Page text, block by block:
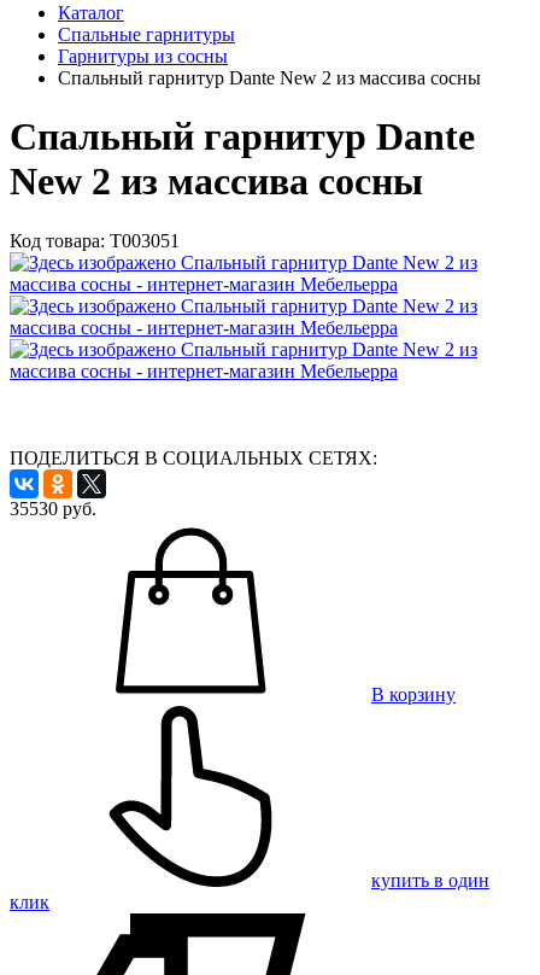
Каталог
Спальные гарнитуры
Гарнитуры из сосны
Спальный гарнитур Dante New 2 из массива сосны
Спальный гарнитур Dante
New 2 из массива сосны
Код товара: Т003051
ПОДЕЛИТЬСЯ В СОЦИАЛЬНЫХ СЕТЯХ:
35530 руб.
В корзину
купить в один
клик